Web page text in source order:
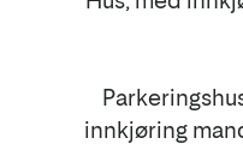
innkjøring